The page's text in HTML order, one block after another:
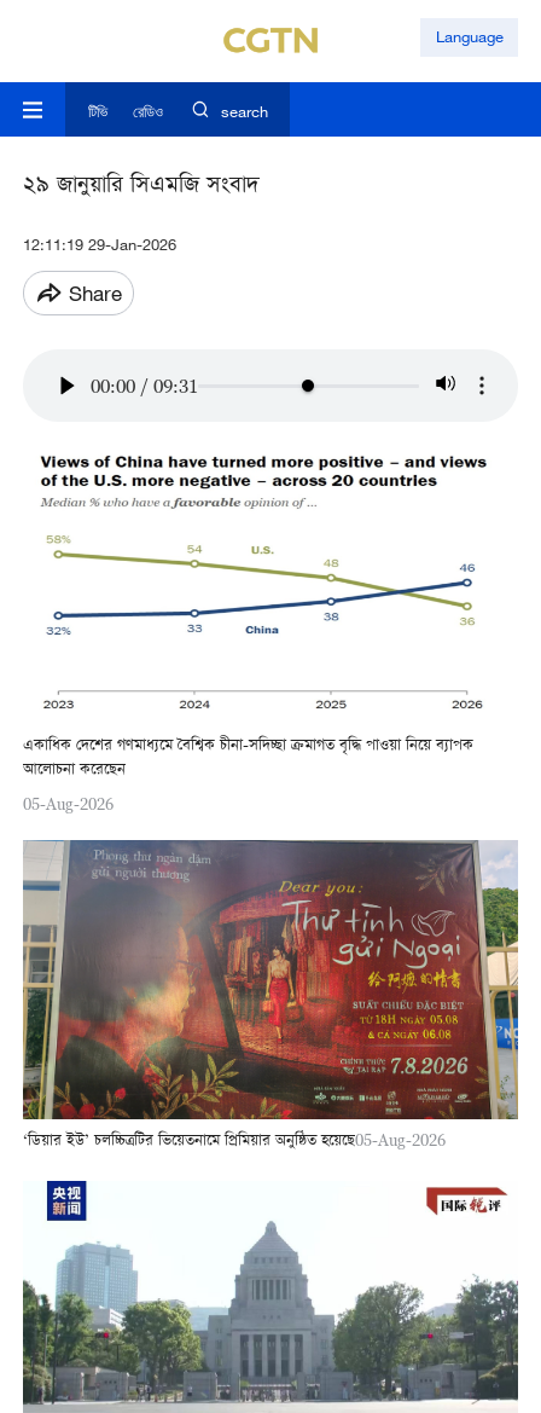
Language
টিভি রেডিও search
২৯ জানুয়ারি সিএমজি সংবাদ
12:11:19 29-Jan-2026
Share
00:00 / 09:31
একাধিক দেশের গণমাধ্যমে বৈশ্বিক চীনা-সদিচ্ছা ক্রমাগত বৃদ্ধি পাওয়া নিয়ে ব্যাপক
আলোচনা করেছেন
05-Aug-2026
‘ডিয়ার ইউ’ চলচ্চিত্রটির ভিয়েতনামে প্রিমিয়ার অনুষ্ঠিত হয়েছে05-Aug-2026